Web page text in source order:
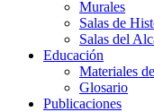
Murales
Salas de
Salas del
Educación
Materiales
Glosario
Publicaciones